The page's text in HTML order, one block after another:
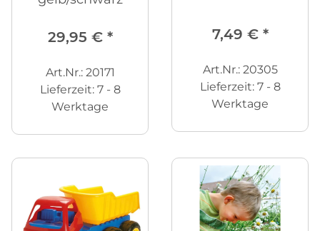
29,95 € *
Art.Nr.: 20171
Lieferzeit: 7 - 8
Werktage
7,49 € *
Art.Nr.: 20305
Lieferzeit: 7 - 8
Werktage